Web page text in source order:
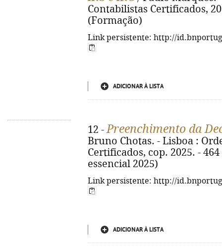
Contabilistas Certificados,
(Formação)
Link persistente: http://
ADICIONAR À LISTA
12 -Preenchimento da
Bruno Chotas. - Lisboa :
Certificados, cop. 2025. -
essencial 2025)
Link persistente: http://
ADICIONAR À LISTA